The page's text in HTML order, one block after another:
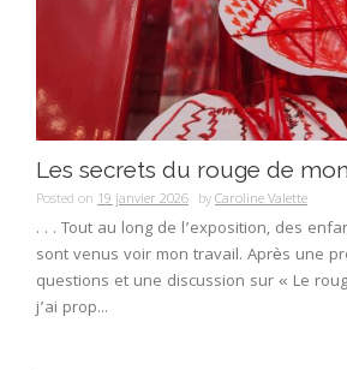
Les secrets du rouge de
Posted on 19 janvier 2026 byCaroline Valette
. . . Tout au long de l’exposition, des
sont venus voir mon travail. Après une
questions et une discussion sur « Le
j’ai prop...